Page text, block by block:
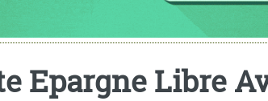
Epargne Libre